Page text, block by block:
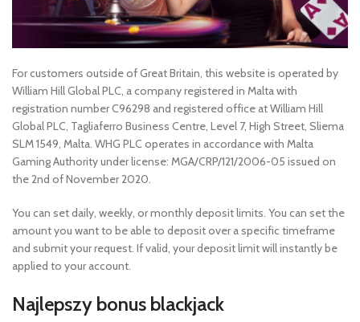
For customers outside of Great Britain, this website is operated by
William Hill Global PLC, a company registered in Malta with
registration number C96298 and registered office at William Hill
Global PLC, Tagliaferro Business Centre, Level 7, High Street, Sliema
SLM 1549, Malta. WHG PLC operates in accordance with Malta
Gaming Authority under license: MGA/CRP/121/2006-05 issued on
the 2nd of November 2020.
You can set daily, weekly, or monthly deposit limits. You can set the
amount you want to be able to deposit over a specific timeframe
and submit your request. If valid, your deposit limit will instantly be
applied to your account.
Najlepszy bonus blackjack